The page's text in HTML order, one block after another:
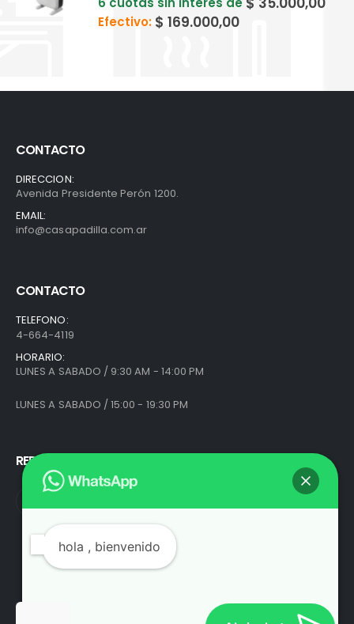
Efectivo: $ 169.000,00
CONTACTO
DIRECCION:
Avenida Presidente Perón 1200.
EMAIL:
info@casapadilla.com.ar
CONTACTO
TELEFONO:
4-664-4119
HORARIO:
LUNES A SABADO / 9:30 AM - 14:00 PM
LUNES A SABADO / 15:00 - 19:30 PM
REDES SOCIALES
hola , bienvenido